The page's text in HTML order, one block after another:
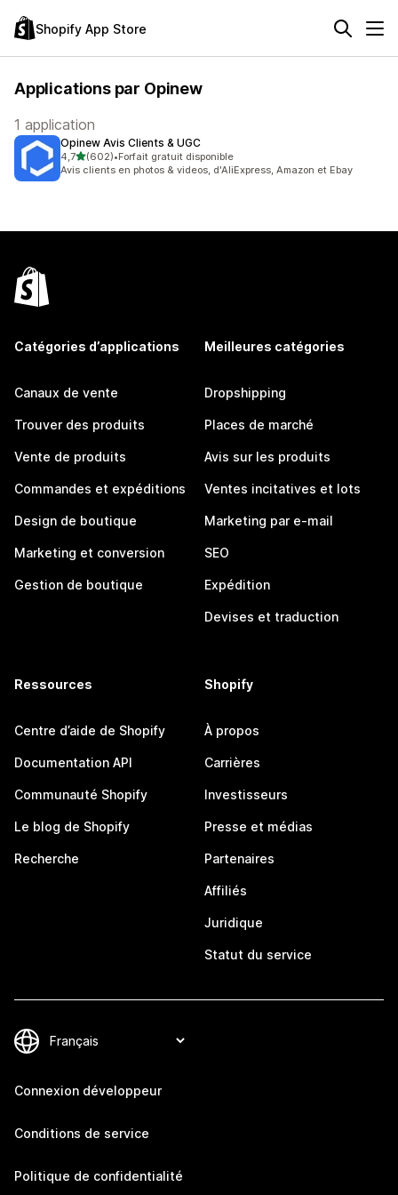
Shopify App Store
Applications par Opinew
1 application
Opinew Avis Clients & UGC
4,7étoile(s) sur 5
(602)
602 avis au total
•Forfait gratuit disponible
Avis clients en photos & videos, d'AliExpress, Amazon et Ebay
Catégories d’applications
Canaux de vente
Trouver des produits
Vente de produits
Commandes et expéditions
Design de boutique
Marketing et conversion
Gestion de boutique
Meilleures catégories
Dropshipping
Places de marché
Avis sur les produits
Ventes incitatives et lots
Marketing par e-mail
SEO
Expédition
Devises et traduction
Ressources
Centre d’aide de Shopify
Documentation API
Communauté Shopify
Le blog de Shopify
Recherche
Shopify
À propos
Carrières
Investisseurs
Presse et médias
Partenaires
Affiliés
Juridique
Statut du service
Connexion développeur
Conditions de service
Politique de confidentialité